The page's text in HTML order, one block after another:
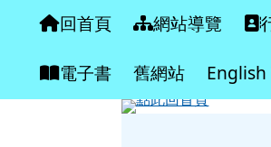
跳至主內容區
臺南市北門區蚵
導覽列回首頁 網站導覽
電子書 舊網站